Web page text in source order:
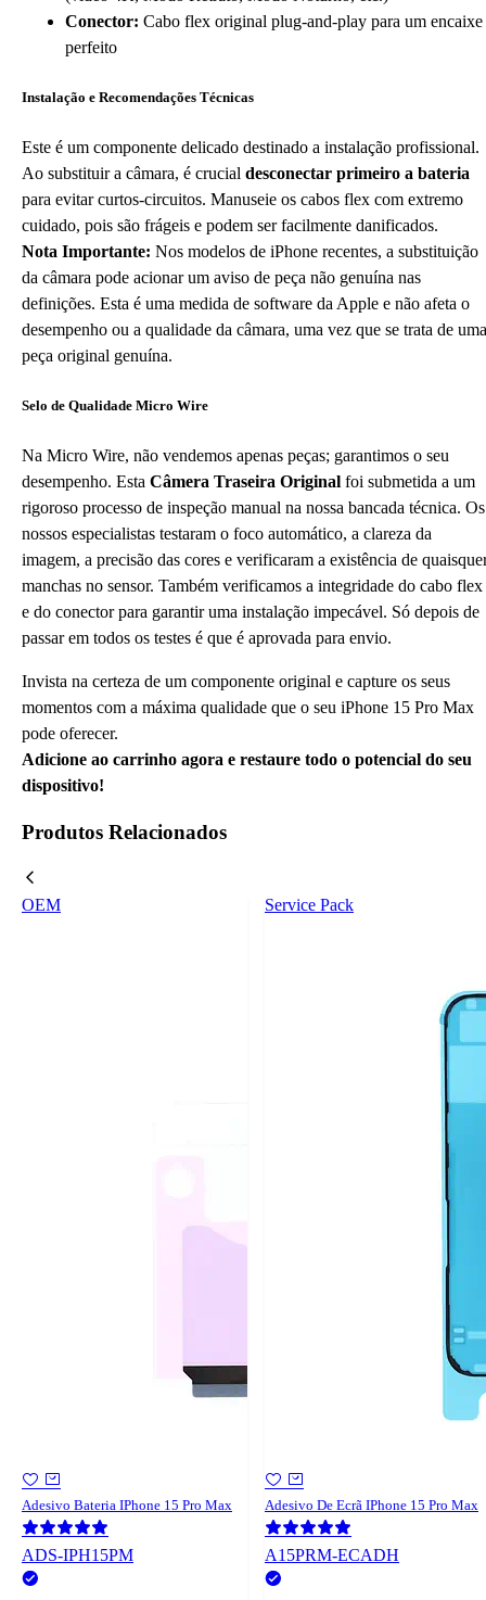
Conector: Cabo flex original plug-and-play para um encaixe
perfeito
Instalação e Recomendações Técnicas
Este é um componente delicado destinado a instalação profissional.
Ao substituir a câmara, é crucial desconectar primeiro a bateria
para evitar curtos-circuitos. Manuseie os cabos flex com extremo
cuidado, pois são frágeis e podem ser facilmente danificados.
Nota Importante: Nos modelos de iPhone recentes, a substituição
da câmara pode acionar um aviso de peça não genuína nas
definições. Esta é uma medida de software da Apple e não afeta o
desempenho ou a qualidade da câmara, uma vez que se trata de uma
peça original genuína.
Selo de Qualidade Micro Wire
Na Micro Wire, não vendemos apenas peças; garantimos o seu
desempenho. Esta Câmera Traseira Original foi submetida a um
rigoroso processo de inspeção manual na nossa bancada técnica. Os
nossos especialistas testaram o foco automático, a clareza da
imagem, a precisão das cores e verificaram a existência de
manchas no sensor. Também verificamos a integridade do cabo flex
e do conector para garantir uma instalação impecável. Só depois de
passar em todos os testes é que é aprovada para envio.
Invista na certeza de um componente original e capture os seus
momentos com a máxima qualidade que o seu iPhone 15 Pro Max
pode oferecer.
Adicione ao carrinho agora e restaure todo o potencial do seu
dispositivo!
Produtos Relacionados
OEM
Adesivo Bateria IPhone 15 Pro Max
ADS-IPH15PM
Service Pack
Adesivo De Ecrã IPhone 15 Pro Max
A15PRM-ECADH